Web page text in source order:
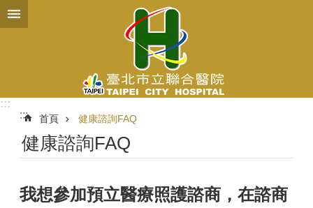
跳到主要內容區塊
:::
:::
首頁 健康諮詢FAQ
健康諮詢FAQ
我想參加預立醫療照護諮商，在諮商